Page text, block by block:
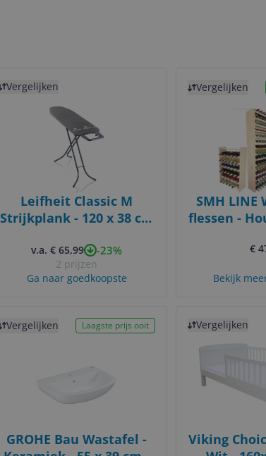
Vergelijken
Leifheit Classic M
Strijkplank - 120 x 38 cm
v.a. € 65,99 -23%
2 prijzen
Ga naar goedkoopste
Vergelijken
SMH LINE
flessen -
€
Bekijk
Vergelijken Laagste prijs ooit
GROHE Bau Wastafel -
Vergelijken
Viking